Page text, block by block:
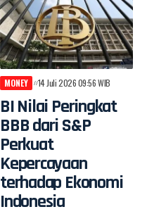
MONEY 14 Juli 2026 09:56 WIB
BI Nilai Peringkat
BBB dari S&P
Perkuat
Kepercayaan
terhadap Ekonomi
Indonesia